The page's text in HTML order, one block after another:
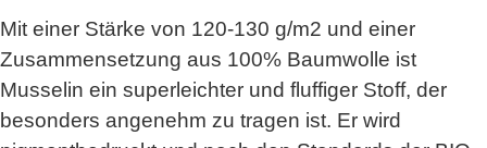
Mit einer Stärke von 120-130 g/m2 und einer
Zusammensetzung aus 100% Baumwolle ist
Musselin ein superleichter und fluffiger Stoff, der
besonders angenehm zu tragen ist. Er wird